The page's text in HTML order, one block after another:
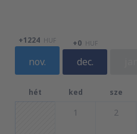
nov.
+1224 HUF
dec.
+0 HUF
hét ked sze
1 2